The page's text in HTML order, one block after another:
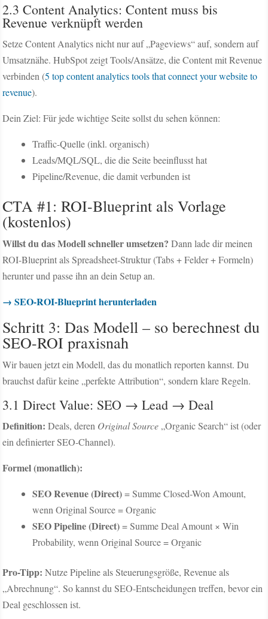
2.3 Content Analytics: Content muss bis
Revenue verknüpft werden
Setze Content Analytics nicht nur auf „Pageviews“ auf, sondern auf
Umsatznähe. HubSpot zeigt Tools/Ansätze, die Content mit Revenue
verbinden (5 top content analytics tools that connect your website to
revenue).
Dein Ziel: Für jede wichtige Seite sollst du sehen können:
Traffic-Quelle (inkl. organisch)
Leads/MQL/SQL, die die Seite beeinflusst hat
Pipeline/Revenue, die damit verbunden ist
CTA #1: ROI-Blueprint als Vorlage
(kostenlos)
Willst du das Modell schneller umsetzen? Dann lade dir meinen
ROI-Blueprint als Spreadsheet-Struktur (Tabs + Felder + Formeln)
herunter und passe ihn an dein Setup an.
→ SEO-ROI-Blueprint herunterladen
Schritt 3: Das Modell – so berechnest du
SEO-ROI praxisnah
Wir bauen jetzt ein Modell, das du monatlich reporten kannst. Du
brauchst dafür keine „perfekte Attribution“, sondern klare Regeln.
3.1 Direct Value: SEO → Lead → Deal
Definition: Deals, deren Original Source „Organic Search“ ist (oder
ein definierter SEO-Channel).
Formel (monatlich):
SEO Revenue (Direct)= Summe Closed-Won Amount,
wenn Original Source = Organic
SEO Pipeline (Direct)= Summe Deal Amount × Win
Probability, wenn Original Source = Organic
Pro-Tipp: Nutze Pipeline als Steuerungsgröße, Revenue als
„Abrechnung“. So kannst du SEO-Entscheidungen treffen, bevor ein
Deal geschlossen ist.